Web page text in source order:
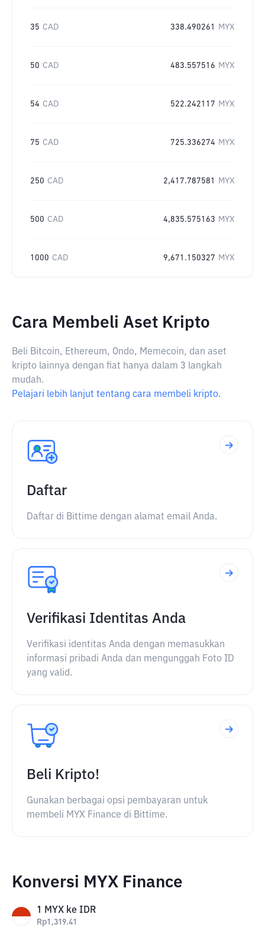
35 CAD 338.490261 MYX
50 CAD 483.557516 MYX
54 CAD 522.242117 MYX
75 CAD 725.336274 MYX
250 CAD 2,417.787581 MYX
500 CAD 4,835.575163 MYX
1000 CAD 9,671.150327 MYX
Cara Membeli Aset Kripto
Beli Bitcoin, Ethereum, Ondo, Memecoin, dan aset
kripto lainnya dengan fiat hanya dalam 3 langkah
mudah.
Pelajari lebih lanjut tentang cara membeli kripto.
Daftar
Daftar di Bittime dengan alamat email Anda.
Verifikasi Identitas Anda
Verifikasi identitas Anda dengan memasukkan
informasi pribadi Anda dan mengunggah Foto ID
yang valid.
Beli Kripto!
Gunakan berbagai opsi pembayaran untuk
membeli MYX Finance di Bittime.
Konversi MYX Finance
1 MYX ke IDR
Rp1,319.41